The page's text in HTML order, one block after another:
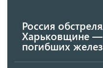
Россия
Харьковщине —
погибших